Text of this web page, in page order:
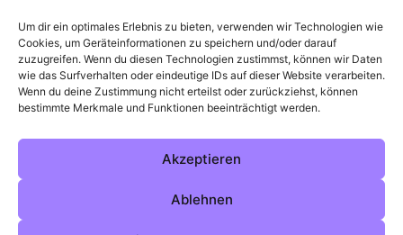
Um dir ein optimales Erlebnis zu bieten, verwenden wir Technologien wie
Cookies, um Geräteinformationen zu speichern und/oder darauf
zuzugreifen. Wenn du diesen Technologien zustimmst, können wir Daten
wie das Surfverhalten oder eindeutige IDs auf dieser Website verarbeiten.
Wenn du deine Zustimmung nicht erteilst oder zurückziehst, können
bestimmte Merkmale und Funktionen beeinträchtigt werden.
Akzeptieren
Ablehnen
© 2025 Deine Welt der Office-Vorlagen
Alle VorlagenÜber unsKontakt
DatenschutzCookies